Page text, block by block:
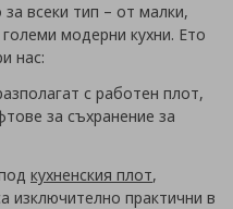
всеки тип – от малки,
модерни кухни. Ето
нас:
с работен плот,
за съхранение за
кухненския плот,
изключително практични в